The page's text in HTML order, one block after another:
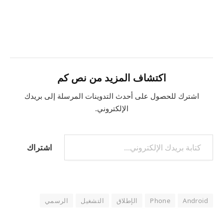
اكتشاف المزيد من نص كم
اشترك للحصول على أحدث التدوينات المرسلة إلى بريدك
الإلكتروني.
كتابة بريدك الإلكتروني...
اشتراك
Android
Phone الإطلاق التشغيل
الرسمي